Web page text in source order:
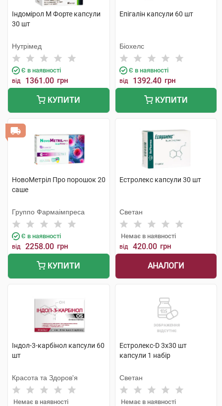
Індомірол М Форте капсули
30 шт
Нутрімед
Є в наявності
від 1361.00 грн
КУПИТИ
Епігалін капсули 60 шт
Біохелс
Є в наявності
від 1392.40 грн
КУПИТИ
НовоМетріл Про порошок 20
саше
Группо Фармаімпреса
Є в наявності
від 2258.00 грн
КУПИТИ
Естролекс капсули 30 шт
Светан
Немає в наявності
від 420.00 грн
АНАЛОГИ
Індол-3-карбінол капсули 60
шт
Красота та Здоров'я
Немає в наявності
Естролекс-D 3х30 шт
капсули 1 набір
Светан
Немає в наявності